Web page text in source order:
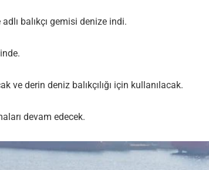
balıkçı gemisi denize indi.
derin deniz balıkçılığı için kullanılacak.
devam edecek.